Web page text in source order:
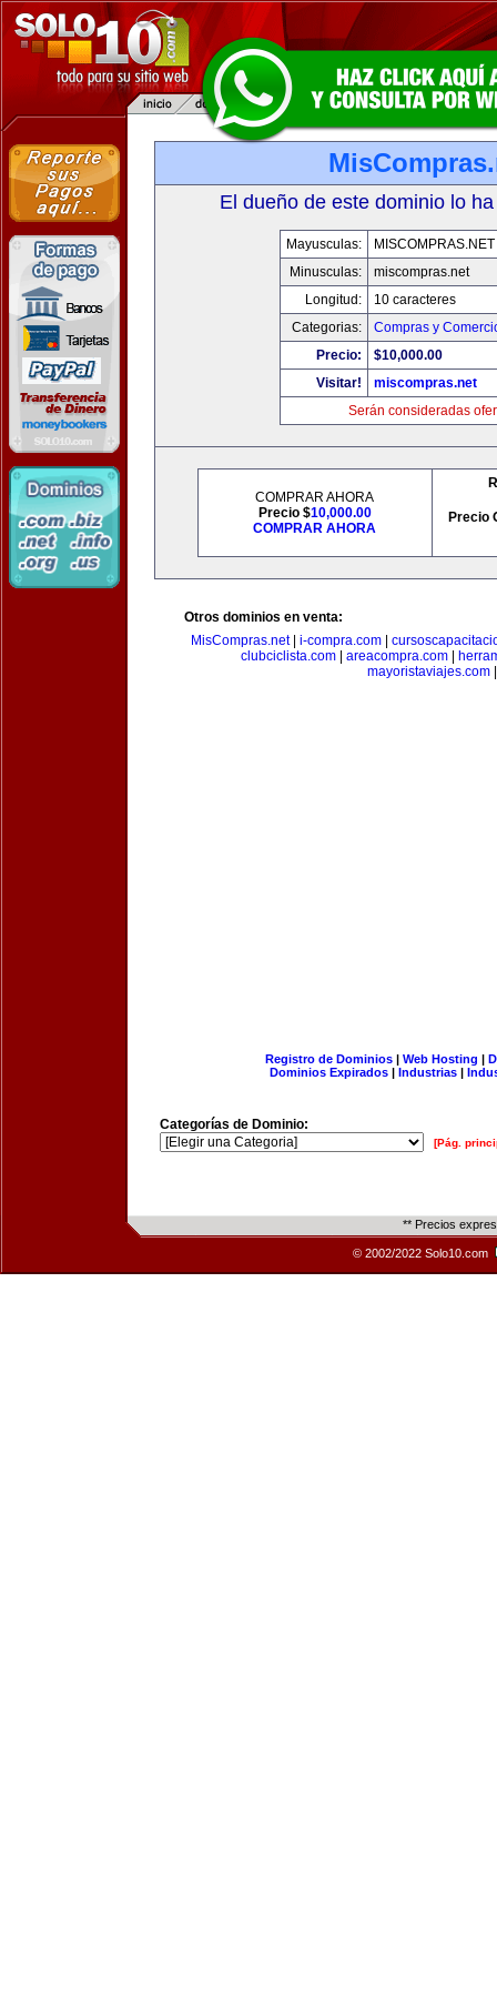
El dueño de este dominio lo
Mayusculas:
MISCOMPRAS.NET
Minusculas:
miscompras.net
Longitud:
10 caracteres
Categorias:
Compras y
Precio:
$10,000.00
Visitar!
miscompras.net
Serán consideradas
COMPRAR AHORA
Precio $10,000.00
COMPRAR AHORA
Precio
Otros dominios en venta:
MisCompras.net| i-compra.com|
clubciclista.com
areacompra.com
mayoristaviajes.com|
Registro de Dominios| Web Hosting |
Dominios Expirados | Industrias |
Categorías de Dominio:
[Pág.
** Precios
© 2002/2022 Solo10.com